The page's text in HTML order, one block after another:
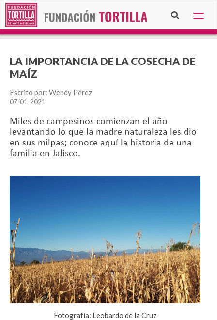
LA IMPORTANCIA DE LA COSECHA DE
MAÍZ
Escrito por: Wendy Pérez
07-01-2021
Miles de campesinos comienzan el año
levantando lo que la madre naturaleza les dio
en sus milpas; conoce aquí la historia de una
familia en Jalisco.
Fotografía: Leobardo de la Cruz